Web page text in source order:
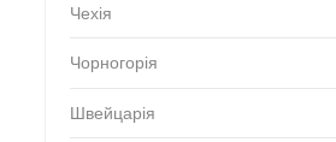
Чехія
Чорногорія
Швейцарія